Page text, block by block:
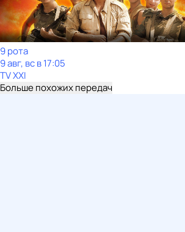
9 рота
9 авг, вс в 17:05
TV XXI
Больше похожих передач